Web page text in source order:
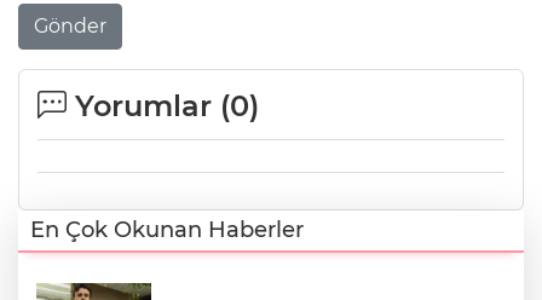
Gönder
Yorumlar (0)
En Çok Okunan Haberler